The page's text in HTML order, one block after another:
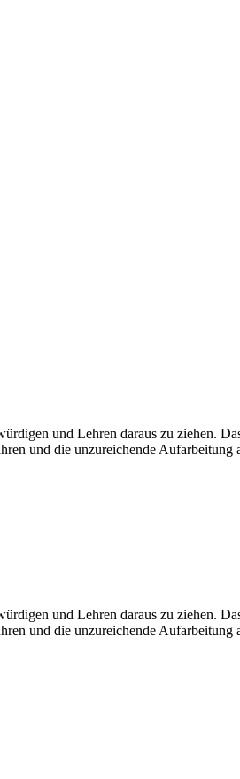
und Lehren daraus zu ziehen.
und die unzureichende
und Lehren daraus zu ziehen.
und die unzureichende